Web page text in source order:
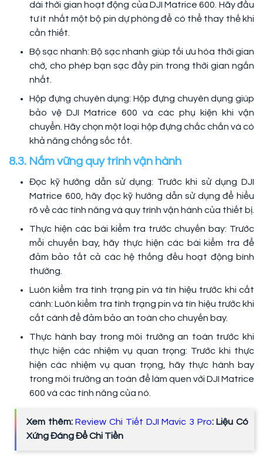
dài thời gian hoạt động của DJI Matrice 600. Hãy đầu
tư ít nhất một bộ pin dự phòng để có thể thay thế khi
cần thiết.
Bộ sạc nhanh: Bộ sạc nhanh giúp tối ưu hóa thời gian
chờ, cho phép bạn sạc đầy pin trong thời gian ngắn
nhất.
Hộp đựng chuyên dụng: Hộp đựng chuyên dụng giúp
bảo vệ DJI Matrice 600 và các phụ kiện khi vận
chuyển. Hãy chọn một loại hộp đựng chắc chắn và có
khả năng chống sốc tốt.
8.3. Nắm vững quy trình vận hành
Đọc kỹ hướng dẫn sử dụng: Trước khi sử dụng DJI
Matrice 600, hãy đọc kỹ hướng dẫn sử dụng để hiểu
rõ về các tính năng và quy trình vận hành của thiết bị.
Thực hiện các bài kiểm tra trước chuyến bay: Trước
mỗi chuyến bay, hãy thực hiện các bài kiểm tra để
đảm bảo tất cả các hệ thống đều hoạt động bình
thường.
Luôn kiểm tra tình trạng pin và tín hiệu trước khi cất
cánh: Luôn kiểm tra tình trạng pin và tín hiệu trước khi
cất cánh để đảm bảo an toàn cho chuyến bay.
Thực hành bay trong môi trường an toàn trước khi
thực hiện các nhiệm vụ quan trọng: Trước khi thực
hiện các nhiệm vụ quan trọng, hãy thực hành bay
trong môi trường an toàn để làm quen với DJI Matrice
600 và các tính năng của nó.
Xem thêm:Review Chi Tiết DJI Mavic 3 Pro: Liệu Có
Xứng Đáng Để Chi Tiền